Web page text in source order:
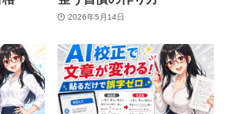
2026年5月14日